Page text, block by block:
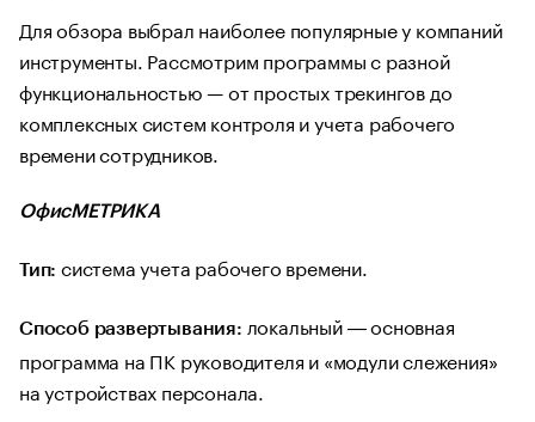
Для обзора выбрал наиболее популярные у компаний
инструменты. Рассмотрим программы с разной
функциональностью — от простых трекингов до
комплексных систем контроля и учета рабочего
времени сотрудников.
ОфисМЕТРИКА
Тип: система учета рабочего времени.
Способ развертывания: локальный ― основная
программа на ПК руководителя и «модули слежения»
на устройствах персонала.